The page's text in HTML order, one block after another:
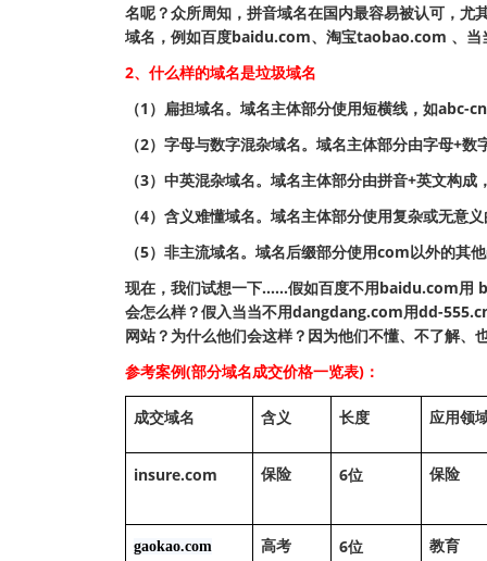
名呢？众所周知，拼音域名在国内最容易被认可，尤
域名，例如百度baidu.com、淘宝taobao.com 、
2、什么样的域名是垃圾域名
（1）扁担域名。域名主体部分使用短横线，如abc-
（2）字母与数字混杂域名。域名主体部分由字母+
（3）中英混杂域名。域名主体部分由拼音+英文构
（4）含义难懂域名。域名主体部分使用复杂或无
（5）非主流域名。域名后缀部分使用com以外的
现在，我们试想一下……假如百度不用baidu.com用
会怎么样？假入当当不用dangdang.com用dd-
网站？为什么他们会这样？因为他们不懂、不了解、
参考案例(部分域名成交价格一览表)：
成交域名 含义 长度 应用领
insure.com 保险 6位 保险
gaokao.com 高考 6位 教育